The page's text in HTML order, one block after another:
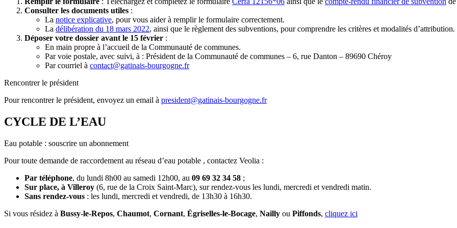
Consulter les documents utiles :
La notice explicative, pour vous aider à remplir le formulaire correctement.
La délibération du 18 mars 2022, ainsi que le règlement des subventions, pour comprendre les critères et modalités d’attribution.
Déposer votre dossier avant le 15 février :
En main propre à l’accueil de la Communauté de communes.
Par voie postale, avec suivi, à : Président de la Communauté de communes – 6, rue Danton – 89690 Chéroy
Par courriel à contact@gatinais-bourgogne.fr
Rencontrer le président
Pour rencontrer le président, envoyez un email à president@gatinais-bourgogne.fr
CYCLE DE L’EAU
Eau potable : souscrire un abonnement
Pour toute demande de raccordement au réseau d’eau potable , contactez Veolia :
Par téléphone, du lundi 8h00 au samedi 12h00, au 09 69 32 34 58 ;
Sur place, à Villeroy (6, rue de la Croix Saint-Marc), sur rendez-vous les lundi, mercredi et vendredi matin.
Sans rendez-vous : les lundi, mercredi et vendredi, de 13h30 à 16h30.
Si vous résidez à Bussy-le-Repos, Chaumot, Cornant, Égriselles-le-Bocage, Nailly ou Piffonds, cliquez ici